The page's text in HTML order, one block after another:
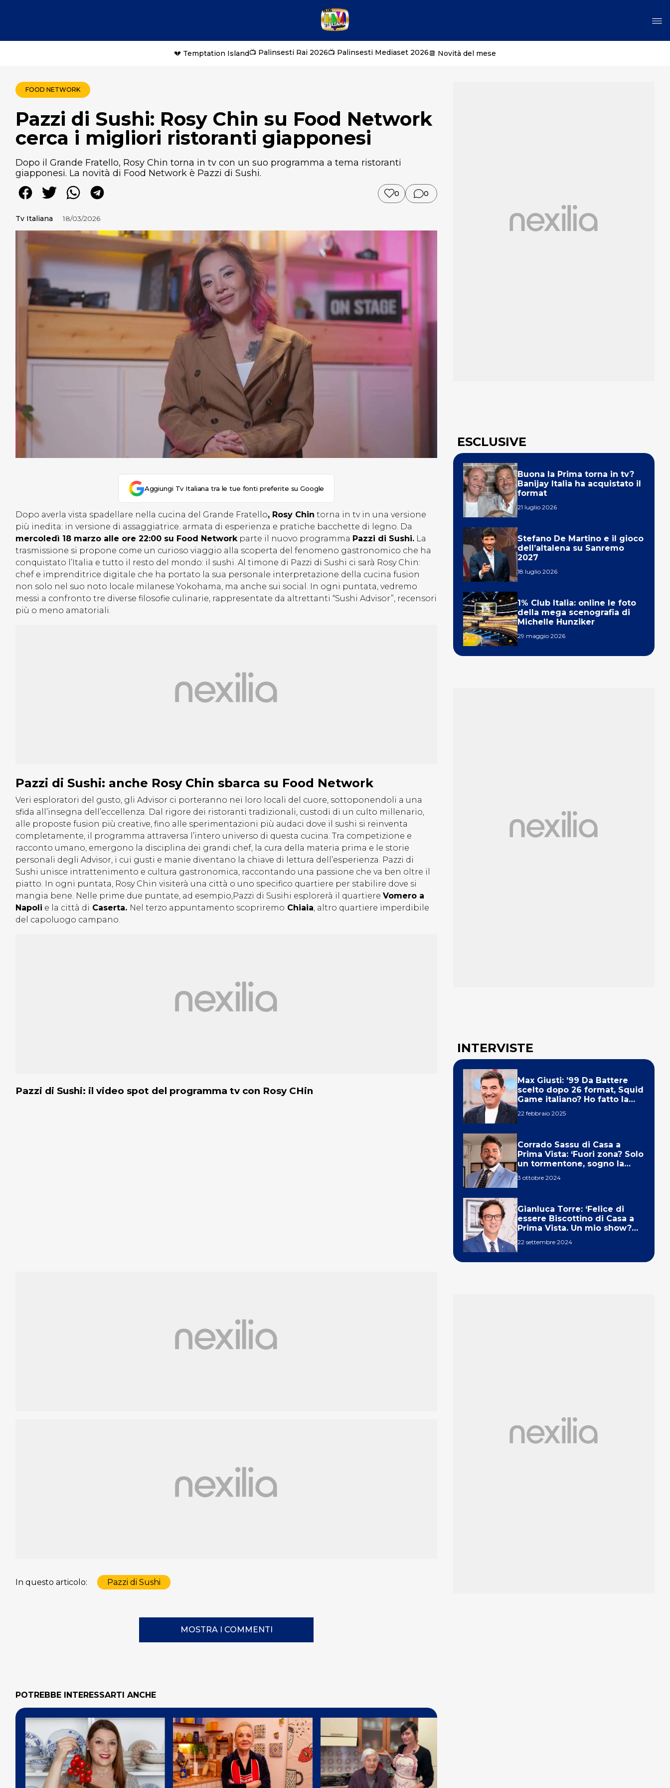
💔 Temptation Island📺 Palinsesti Rai 2026📺 Palinsesti Mediaset 2026📆 Novità del mese
FOOD NETWORK
Pazzi di Sushi: Rosy Chin su Food Network
cerca i migliori ristoranti giapponesi
Dopo il Grande Fratello, Rosy Chin torna in tv con un suo programma a tema ristoranti
giapponesi. La novità di Food Network è Pazzi di Sushi.
0 0
Tv Italiana 18/03/2026
Aggiungi Tv Italiana tra le tue fonti preferite su Google
Dopo averla vista spadellare nella cucina del Grande Fratello, Rosy Chin torna in tv in una versione
più inedita: in versione di assaggiatrice. armata di esperienza e pratiche bacchette di legno. Da
mercoledì 18 marzo alle ore 22:00 su Food Network parte il nuovo programma Pazzi di Sushi. La
trasmissione si propone come un curioso viaggio alla scoperta del fenomeno gastronomico che ha
conquistato l’Italia e tutto il resto del mondo: il sushi. Al timone di Pazzi di Sushi ci sarà Rosy Chin:
chef e imprenditrice digitale che ha portato la sua personale interpretazione della cucina fusion
non solo nel suo noto locale milanese Yokohama, ma anche sui social. In ogni puntata, vedremo
messi a confronto tre diverse filosofie culinarie, rappresentate da altrettanti “Sushi Advisor”, recensori
più o meno amatoriali.
Pazzi di Sushi: anche Rosy Chin sbarca su Food Network
Veri esploratori del gusto, gli Advisor ci porteranno nei loro locali del cuore, sottoponendoli a una
sfida all’insegna dell’eccellenza. Dal rigore dei ristoranti tradizionali, custodi di un culto millenario,
alle proposte fusion più creative, fino alle sperimentazioni più audaci dove il sushi si reinventa
completamente, il programma attraversa l’intero universo di questa cucina. Tra competizione e
racconto umano, emergono la disciplina dei grandi chef, la cura della materia prima e le storie
personali degli Advisor, i cui gusti e manie diventano la chiave di lettura dell’esperienza. Pazzi di
Sushi unisce intrattenimento e cultura gastronomica, raccontando una passione che va ben oltre il
piatto. In ogni puntata, Rosy Chin visiterà una città o uno specifico quartiere per stabilire dove si
mangia bene. Nelle prime due puntate, ad esempio,Pazzi di Susihi esplorerà il quartiere Vomero a
Napoli e la città di Caserta. Nel terzo appuntamento scopriremo Chiaia , altro quartiere imperdibile
del capoluogo campano.
Pazzi di Sushi: il video spot del programma tv con Rosy CHin
In questo articolo: Pazzi di Sushi
MOSTRA I COMMENTI
POTREBBE INTERESSARTI ANCHE
ESCLUSIVE
Buona la Prima torna in tv?
Banijay Italia ha acquistato il
format
21 luglio 2026
Stefano De Martino e il gioco
dell’altalena su Sanremo
2027
18 luglio 2026
1% Club Italia: online le foto
della mega scenografia di
Michelle Hunziker
29 maggio 2026
INTERVISTE
Max Giusti: ’99 Da Battere
scelto dopo 26 format, Squid
Game italiano? Ho fatto la
22 febbraio 2025
Corrado Sassu di Casa a
Prima Vista: ‘Fuori zona? Solo
un tormentone, sogno la
3 ottobre 2024
Gianluca Torre: ‘Felice di
essere Biscottino di Casa a
Prima Vista. Un mio show?
22 settembre 2024